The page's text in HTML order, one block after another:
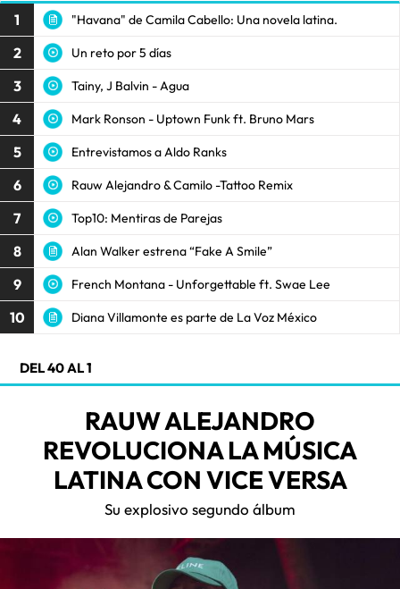
1 "Havana" de Camila Cabello: Una novela latina.
2 Un reto por 5 días
3 Tainy, J Balvin - Agua
4 Mark Ronson - Uptown Funk ft. Bruno Mars
5 Entrevistamos a Aldo Ranks
6 Rauw Alejandro & Camilo -Tattoo Remix
7 Top10: Mentiras de Parejas
8 Alan Walker estrena “Fake A Smile”
9 French Montana - Unforgettable ft. Swae Lee
10 Diana Villamonte es parte de La Voz México
DEL 40 AL 1
RAUW ALEJANDRO
REVOLUCIONA LA MÚSICA
LATINA CON VICE VERSA
Su explosivo segundo álbum